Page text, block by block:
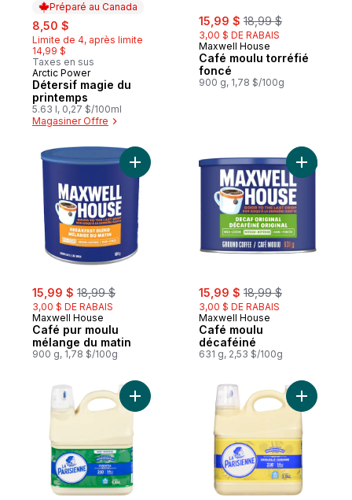
Préparé au Canada
sale:
8,50 $
Limite de 4, après limite
14,99 $
Taxes en sus
Préparé au Canada
Arctic Power
Détersif magie du
printemps
5.63 l, 0,27 $/100ml
Magasiner Offre
sale:
15,99 $ , formerly:
18,99 $
3,00 $ DE RABAIS
Maxwell House
Café moulu torréfié
foncé
900 g, 1,78 $/100g
sale:
15,99 $ , formerly:
18,99 $
3,00 $ DE RABAIS
Maxwell House
Café pur moulu
mélange du matin
900 g, 1,78 $/100g
Ajouter Café pur moulu mélange du matin
sale:
15,99 $ , formerly:
18,99 $
3,00 $ DE RABAIS
Maxwell House
Café moulu
décaféiné
631 g, 2,53 $/100g
Ajouter
Ajouter Assouplisseur essentia au panier
Ajouter